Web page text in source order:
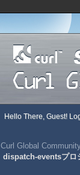
Hello There, Guest!
Curl Global
dispatch-eventsプロ